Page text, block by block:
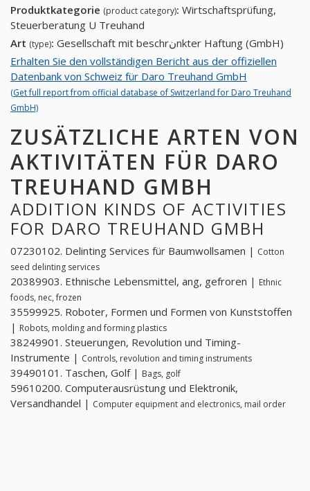
Produktkategorie (product category): Wirtschaftsprüfung,
Steuerberatung U Treuhand
Art (type):
Gesellschaft mit beschrنnkter Haftung (GmbH)
Erhalten Sie den vollständigen Bericht aus der offiziellen
Datenbank von Schweiz für Daro Treuhand GmbH
(Get full report from official database of Switzerland for Daro Treuhand
GmbH)
ZUSÄTZLICHE ARTEN VON
AKTIVITÄTEN FÜR DARO
TREUHAND GMBH
ADDITION KINDS OF ACTIVITIES
FOR DARO TREUHAND GMBH
07230102. Delinting Services für Baumwollsamen | Cotton
seed delinting services
20389903. Ethnische Lebensmittel, ang, gefroren | Ethnic
foods, nec, frozen
35599925. Roboter, Formen und Formen von Kunststoffen
| Robots, molding and forming plastics
38249901. Steuerungen, Revolution und Timing-
Instrumente | Controls, revolution and timing instruments
39490101. Taschen, Golf | Bags, golf
59610200. Computerausrüstung und Elektronik,
Versandhandel | Computer equipment and electronics, mail order